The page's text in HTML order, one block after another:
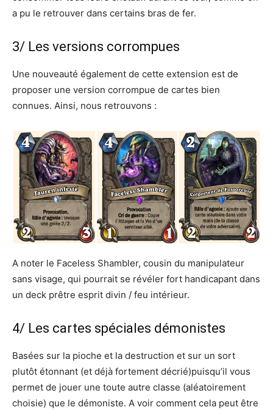
a pu le retrouver dans certains bras de fer.
3/ Les versions corrompues
Une nouveauté également de cette extension est de
proposer une version corrompue de cartes bien
connues. Ainsi, nous retrouvons :
A noter le Faceless Shambler, cousin du manipulateur
sans visage, qui pourrait se révéler fort handicapant dans
un deck prêtre esprit divin / feu intérieur.
4/ Les cartes spéciales démonistes
Basées sur la pioche et la destruction et sur un sort
plutôt étonnant (et déjà fortement décrié)puisqu’il vous
permet de jouer une toute autre classe (aléatoirement
choisie) que le démoniste. A voir comment cela peut être